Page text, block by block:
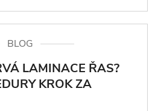
BLOG
LAMINACE ŘAS?
KROK ZA